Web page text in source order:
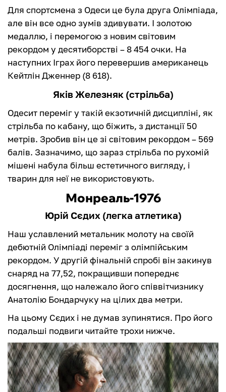
Для спортсмена з Одеси це була друга Олімпіада,
але він все одно зумів здивувати. І золотою
медаллю, і перемогою з новим світовим
рекордом у десятиборстві – 8 454 очки. На
наступних Іграх його перевершив американець
Кейтлін Дженнер (8 618).
Яків Железняк (стрільба)
Одесит переміг у такій екзотичній дисципліні, як
стрільба по кабану, що біжить, з дистанції 50
метрів. Зробив він це зі світовим рекордом – 569
балів. Зазначимо, що зараз стрільба по рухомій
мішені набула більш естетичного вигляду, і
тварин для неї не використовують.
Монреаль-1976
Юрій Сєдих (легка атлетика)
Наш уславлений метальник молоту на своїй
дебютній Олімпіаді переміг з олімпійським
рекордом. У другій фінальній спробі він закинув
снаряд на 77,52, покращивши попереднє
досягнення, що належало його співвітчизнику
Анатолію Бондарчуку на цілих два метри.
На цьому Сєдих і не думав зупинятися. Про його
подальші подвиги читайте трохи нижче.